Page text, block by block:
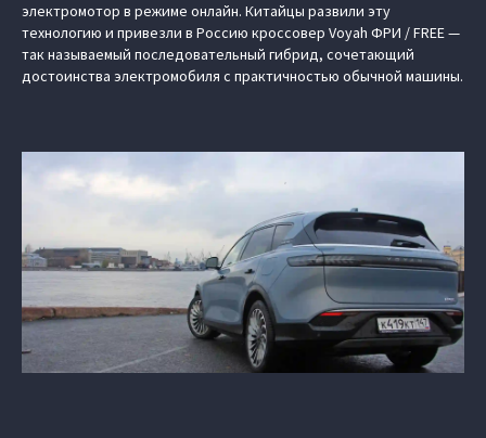
электромотор в режиме онлайн. Китайцы развили эту
технологию и привезли в Россию кроссовер Voyah ФРИ / FREE —
так называемый последовательный гибрид, сочетающий
достоинства электромобиля с практичностью обычной машины.